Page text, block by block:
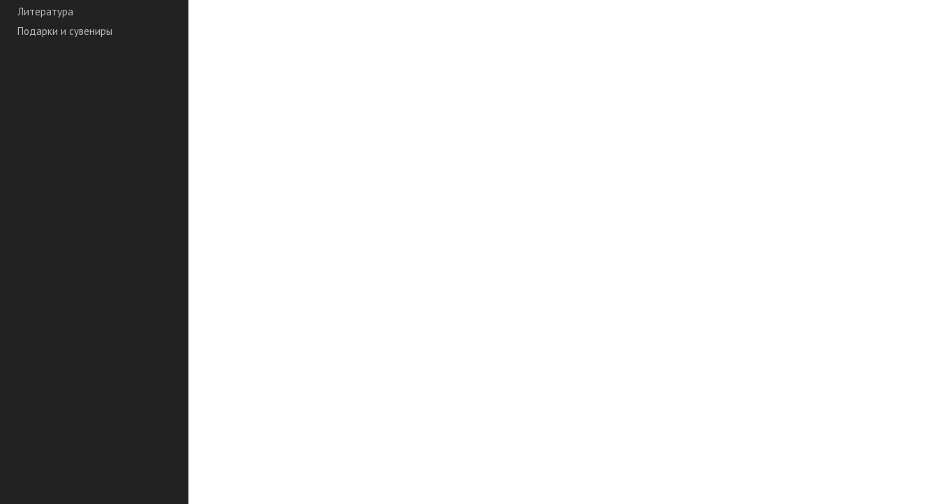
Литература
Подарки и сувениры